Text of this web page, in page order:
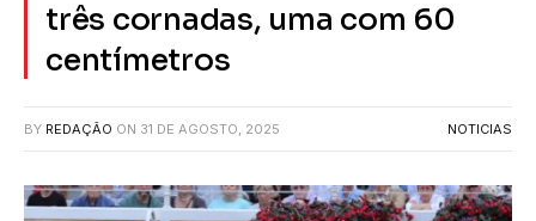
três cornadas, uma com 60
centímetros
BY REDAÇÃO ON 31 DE AGOSTO, 2025 NOTICIAS